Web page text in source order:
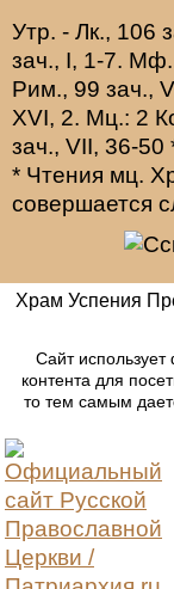
Утр. - Лк., 106
зач., I, 1-7. Мф.,
Рим., 99 зач.,
XVI, 2. Мц.: 2
зач., VII, 36-50
* Чтения мц.
совершается
Храм Успения
Сайт
контента для
то тем самым